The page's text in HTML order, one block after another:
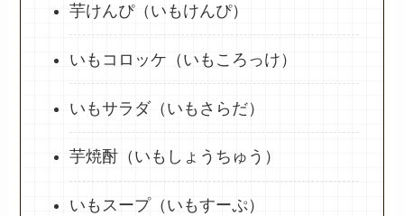
芋けんぴ（いもけんぴ）
いもコロッケ（いもころっけ）
いもサラダ（いもさらだ）
芋焼酎（いもしょうちゅう）
いもスープ（いもすーぷ）